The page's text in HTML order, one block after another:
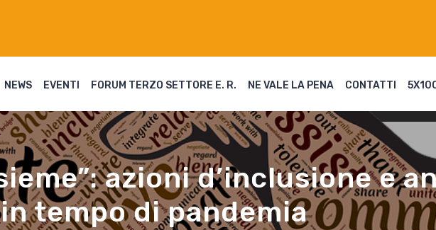
NEWS EVENTI FORUM TERZO SETTORE E. R. NE VALE LA PENA CONTATTI
azioni d’inclusione e
tempo di pandemia